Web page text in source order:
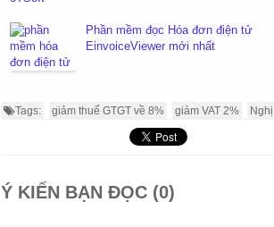
Phần mềm đọc Hóa đơn điện tử
EinvoiceViewer mới nhất
Tags: giảm thuế GTGT về 8% giảm VAT 2%
Ý KIẾN BẠN ĐỌC (0)